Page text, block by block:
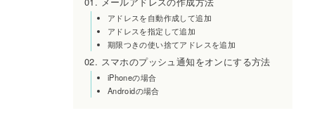
アドレスを自動作成して追加
アドレスを指定して追加
期限つきの使い捨てアドレスを追加
スマホのプッシュ通知をオンにする方法
iPhoneの場合
Androidの場合